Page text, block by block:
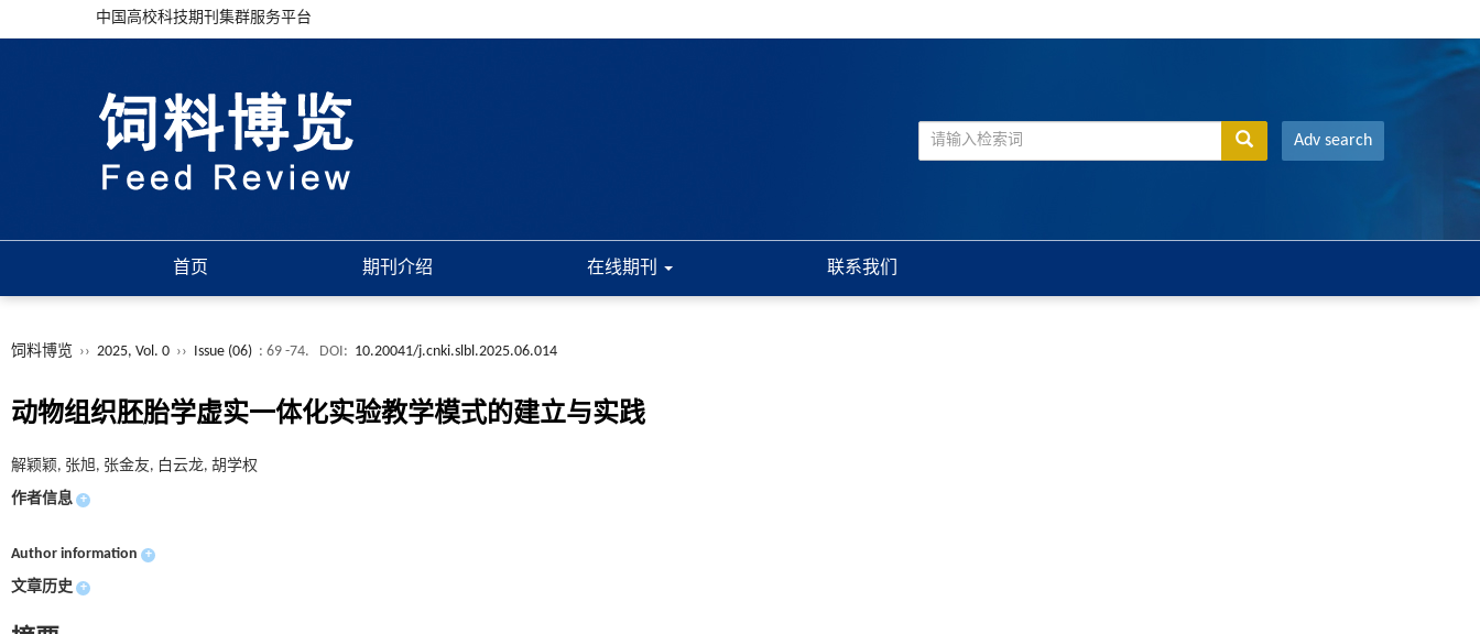
中国高校科技期刊集群服务平台
Adv search
首页 期刊介绍 在线期刊 联系我们
饲料博览 ›› 2025, Vol. 0 ›› Issue (06) : 69 -74. DOI: 10.20041/j.cnki.slbl.2025.06.014
动物组织胚胎学虚实一体化实验教学模式的建立与实践
解颖颖, 张旭, 张金友, 白云龙, 胡学权
作者信息 +
Author information +
文章历史 +